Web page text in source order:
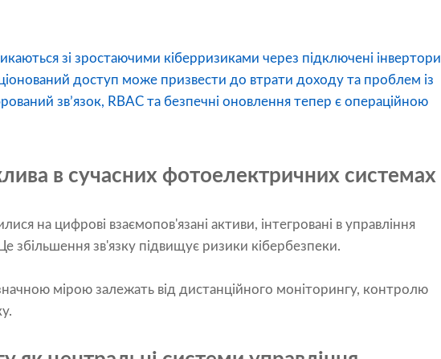
зі зростаючими кіберризиками через підключені інвертори
доступ може призвести до втрати доходу та проблем із
зв’язок, RBAC та безпечні оновлення тепер є операційною
в сучасних фотоелектричних системах
на цифрові взаємопов'язані активи, інтегровані в управління
збільшення зв'язку підвищує ризики кібербезпеки.
мірою залежать від дистанційного моніторингу, контролю